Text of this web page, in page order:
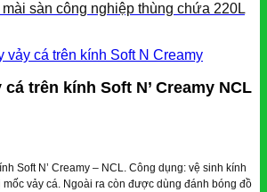
sàn công nghiệp thùng chứa 220L
trên kính Soft N’ Creamy NCL
Soft N’ Creamy – NCL. Công dụng: vệ sinh kính
vảy cá. Ngoài ra còn được dùng đánh bóng đồ